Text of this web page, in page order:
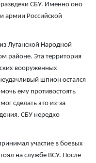
СБУ. Именно оно
армии Российской
Луганской Народной
районе. Эта территория
вооруженных
шпион остался
ему противостоять
сделать это из-за
СБУ нередко
участие в боевых
на службе ВСУ. После